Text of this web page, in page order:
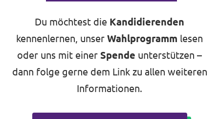
Du möchtest die Kandidierenden
kennenlernen, unser Wahlprogramm lesen
oder uns mit einer Spende unterstützen –
dann folge gerne dem Link zu allen weiteren
Informationen.